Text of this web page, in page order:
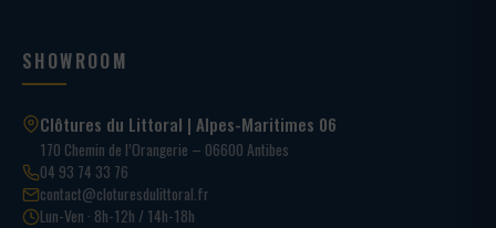
SHOWROOM
Clôtures du Littoral | Alpes-Maritimes 06
170 Chemin de l’Orangerie – 06600 Antibes
04 93 74 33 76
contact@cloturesdulittoral.fr
Lun-Ven · 8h-12h / 14h-18h